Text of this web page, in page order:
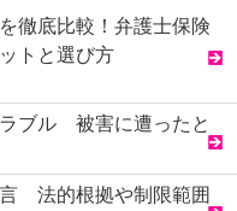
徹底比較！弁護士保険
トと選び方
ブル 被害に遭ったと
法的根拠や制限範囲